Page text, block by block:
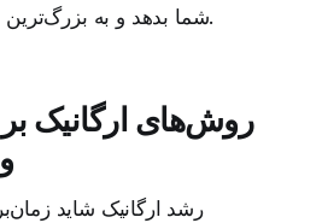
شما بدهد و به بزرگ‌ترین حامیان شما تبدیل شود.
روش‌های ارگانیک
رشد ارگانیک شاید